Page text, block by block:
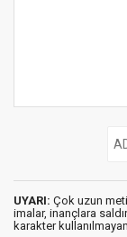
UYARI: Çok uzun
imalar, inançlara
karakter